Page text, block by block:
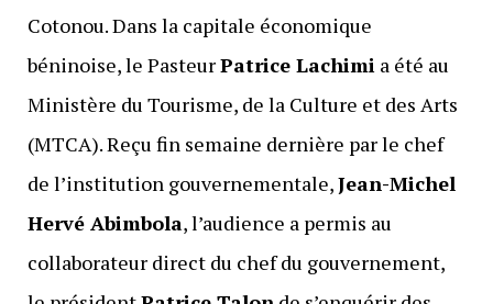
Cotonou. Dans la capitale économique
béninoise, le PasteurPatrice Lachimia été au
Ministère du Tourisme, de la Culture et des Arts
(MTCA). Reçu fin semaine dernière par le chef
de l’institution gouvernementale,Jean-Michel
Hervé Abimbola, l’audience a permis au
collaborateur direct du chef du gouvernement,